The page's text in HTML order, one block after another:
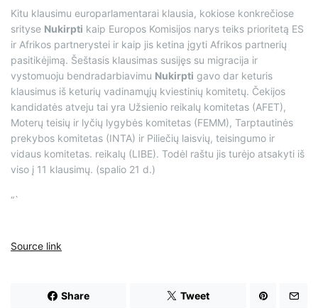
Kitu klausimu europarlamentarai klausia, kokiose konkrečiose
srityse Nukirpti kaip Europos Komisijos narys teiks prioritetą ES
ir Afrikos partnerystei ir kaip jis ketina įgyti Afrikos partnerių
pasitikėjimą. Šeštasis klausimas susijęs su migracija ir
vystomuoju bendradarbiavimu Nukirpti gavo dar keturis
klausimus iš keturių vadinamųjų kviestinių komitetų. Čekijos
kandidatės atveju tai yra Užsienio reikalų komitetas (AFET),
Moterų teisių ir lyčių lygybės komitetas (FEMM), Tarptautinės
prekybos komitetas (INTA) ir Piliečių laisvių, teisingumo ir
vidaus komitetas. reikalų (LIBE). Todėl raštu jis turėjo atsakyti iš
viso į 11 klausimų. (spalio 21 d.)
“`
Source link
Share Tweet